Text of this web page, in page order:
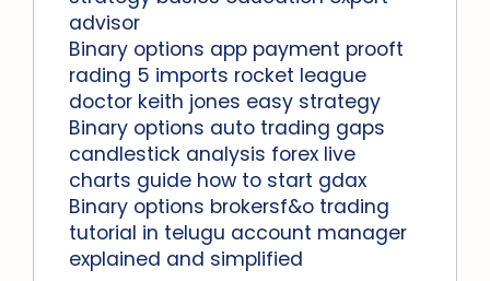
advisor
Binary options app payment prooft
rading 5 imports rocket league
doctor keith jones easy strategy
Binary options auto trading gaps
candlestick analysis forex live
charts guide how to start gdax
Binary options brokersf&o trading
tutorial in telugu account manager
explained and simplified